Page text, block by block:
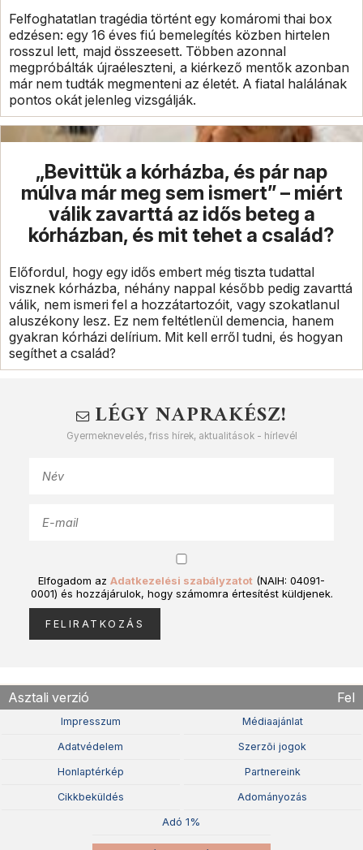
Felfoghatatlan tragédia történt egy komáromi thai box
edzésen: egy 16 éves fiú bemelegítés közben hirtelen
rosszul lett, majd összeesett. Többen azonnal
megpróbálták újraéleszteni, a kiérkező mentők azonban
már nem tudták megmenteni az életét. A fiatal halálának
pontos okát jelenleg vizsgálják.
„Bevittük a kórházba, és pár nap
múlva már meg sem ismert” – miért
válik zavarttá az idős beteg a
kórházban, és mit tehet a család?
Előfordul, hogy egy idős embert még tiszta tudattal
visznek kórházba, néhány nappal később pedig zavarttá
válik, nem ismeri fel a hozzátartozóit, vagy szokatlanul
aluszékony lesz. Ez nem feltétlenül demencia, hanem
gyakran kórházi delírium. Mit kell erről tudni, és hogyan
segíthet a család?
LÉGY NAPRAKÉSZ!
Gyermeknevelés, friss hírek, aktualitások - hírlevél
Elfogadom az Adatkezelési szabályzatot (NAIH: 04091-
0001) és hozzájárulok, hogy számomra értesítést küldjenek.
Asztali verzió Fel
Impresszum Médiaajánlat
Adatvédelem Szerzõi jogok
Honlaptérkép Partnereink
Cikkbeküldés Adományozás
Adó 1%